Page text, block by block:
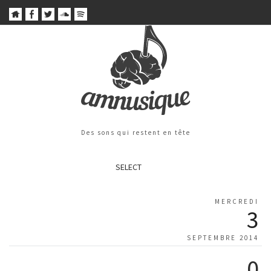
Des sons qui restent en tête
SELECT
MERCREDI
3
SEPTEMBRE 2014